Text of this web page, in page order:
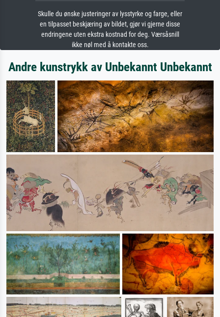
Skulle du ønske justeringer av lysstyrke og farge, eller
en tilpasset beskjæring av bildet, gjør vi gjerne disse
endringene uten ekstra kostnad for deg. Værsåsnill
ikke nøl med å kontakte oss.
Andre kunstrykk av Unbekannt Unbekannt